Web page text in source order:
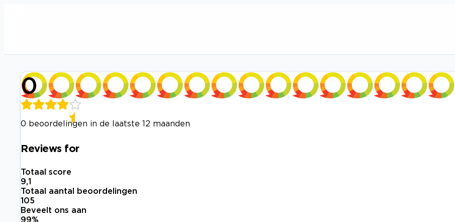
0
0 beoordelingen in de laatste 12 maanden
Reviews for
Totaal score
9,1
Totaal aantal beoordelingen
105
Beveelt ons aan
99%